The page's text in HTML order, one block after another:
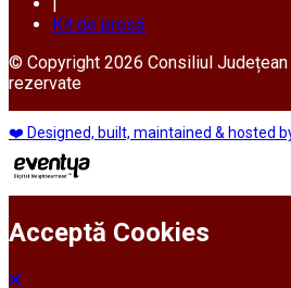
Kit de presă
© Copyright 2026 Consiliul
rezervate
❤️ Designed, built, maintained & hosted
Acceptă Cookies